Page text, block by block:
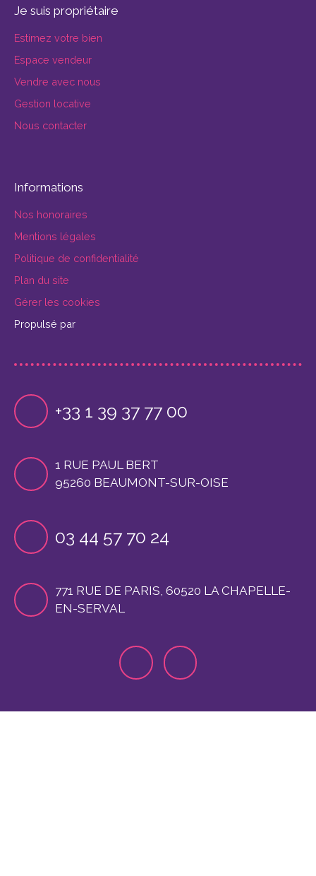
Je suis propriétaire
Estimez votre bien
Espace vendeur
Vendre avec nous
Gestion locative
Nous contacter
Informations
Nos honoraires
Mentions légales
Politique de confidentialité
Plan du site
Gérer les cookies
Propulsé par
+33 1 39 37 77 00
1 RUE PAUL BERT
95260 BEAUMONT-SUR-OISE
03 44 57 70 24
771 RUE DE PARIS, 60520 LA CHAPELLE-
EN-SERVAL